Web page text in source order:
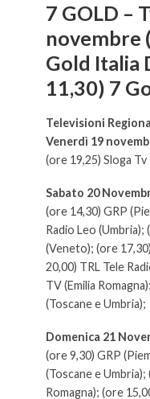
7 GOLD –
novembre
Gold Italia
11,30) 7
Televisioni
Venerdì 19
(ore 19,25) Sloga Tv
Sabato 20
(ore 14,30) GRP
Radio Leo (Umbria);
(Veneto); (ore
20,00) TRL Tele
TV (Emilia
(Toscane e
Domenica 21
(ore 9,30) GRP
(Toscane e
Romagna); (ore